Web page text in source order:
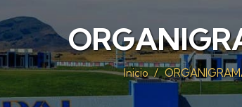
Inicio /